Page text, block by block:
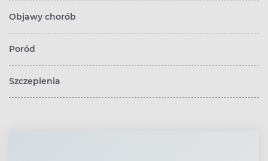
Objawy chorób
Poród
Szczepienia